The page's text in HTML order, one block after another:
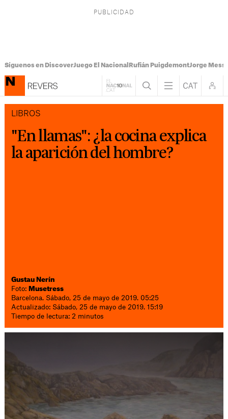
Síguenos en DiscoverJuego El Nacional Rufián PuigdemontJorge Messi
LIBROS
"En llamas": ¿la cocina explica
la aparición del hombre?
Gustau Nerín
Foto: Musetress
Barcelona. Sábado, 25 de mayo de 2019. 05:25
Actualizado: Sábado, 25 de mayo de 2019. 15:19
Tiempo de lectura: 2 minutos